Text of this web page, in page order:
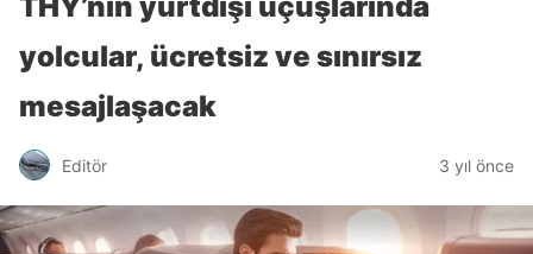
yolcular, ücretsiz ve sınırsız
mesajlaşacak
Editör 3 yıl önce